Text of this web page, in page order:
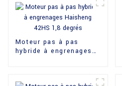
Moteur pas à pas
hybride à engrenages